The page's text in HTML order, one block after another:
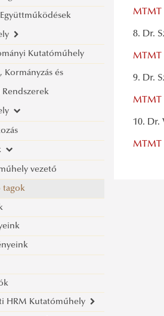
lehetőségei és
kapcsolatos
mérések
2018.
2017.
Közép-európai
(CESCI)
Kutatóműhely
Kormányzás és
vezető
tagok
HRM Kutatóműhely
MTMT
8. Dr.
MTMT
9. Dr.
MTMT
10. Dr.
MTMT